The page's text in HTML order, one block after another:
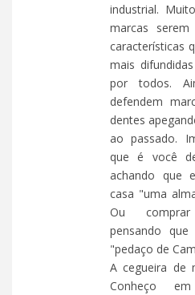
industrial.
marcas
características
mais
por todos.
defendem
dentes
ao passado.
que é você
achando que
casa "uma
Ou
pensando
"pedaço de
A cegueira de
Conheço